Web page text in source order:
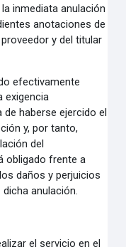
inmediata anulación
anotaciones de
y del titular
efectivamente
exigencia
haberse ejercido el
y, portanto,
del
obligadofrente a
daños y perjuicios
dicha anulación.
el servicio en el